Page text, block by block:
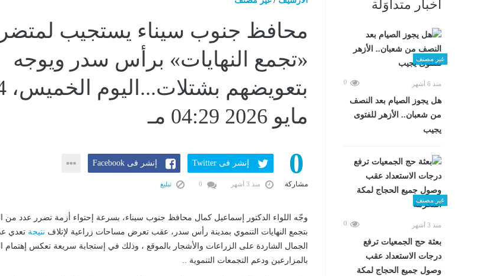
أخبار متداوَلة
غير مصنف
منذ 6 أشهر 0
هل يجوز الصيام بعد النصف
من شعبان.. الأزهر للفتوى
يجيب
غير مصنف
منذ 3 أشهر 0
بعثة حج الجمعيات ترفع
درجات الاستعداد عقب
وصول جميع الحجاج لمكة
محافظ جنوب سيناء يستجيب
«تجمع النهايات» برأس سدر ويوجه
مايو 2026 04:29 مـ
0
مشاركة
إنشر فى Twitter إنشر فى Facebook
منذ 3 أشهر تبليغ
وجّه اللواء الدكتور إسماعيل كمال محافظ جنوب سيناء، بسرعة إحتواء أزمة تضرر عدد من
بتجمع النهايات التنموي بمدينة رأس سدر، عقب تعرض مساحات زراعية لإتلاف نتيجة تعدي
الجمال الشاردة على الزراعات والأشجار بالموقع ، وذلك في إستجابة سريعة تعكس إهتمام
بالمزارعين ودعم التجمعات التنموية ..